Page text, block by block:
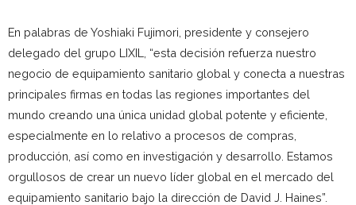
En palabras de Yoshiaki Fujimori, presidente y consejero
delegado del grupo LIXIL, “esta decisión refuerza nuestro
negocio de equipamiento sanitario global y conecta a nuestras
principales firmas en todas las regiones importantes del
mundo creando una única unidad global potente y eficiente,
especialmente en lo relativo a procesos de compras,
producción, así como en investigación y desarrollo. Estamos
orgullosos de crear un nuevo líder global en el mercado del
equipamiento sanitario bajo la dirección de David J. Haines”.